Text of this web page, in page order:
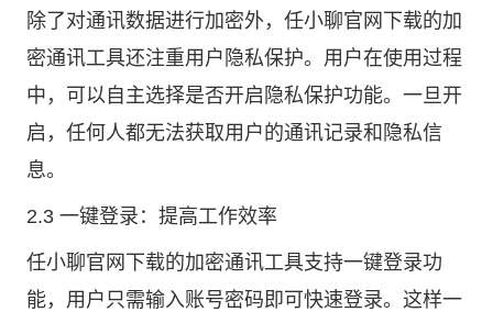
除了对通讯数据进行加密外，任小聊官网下载的加
密通讯工具还注重用户隐私保护。用户在使用过程
中，可以自主选择是否开启隐私保护功能。一旦开
启，任何人都无法获取用户的通讯记录和隐私信
息。
2.3 一键登录：提高工作效率
任小聊官网下载的加密通讯工具支持一键登录功
能，用户只需输入账号密码即可快速登录。这样一